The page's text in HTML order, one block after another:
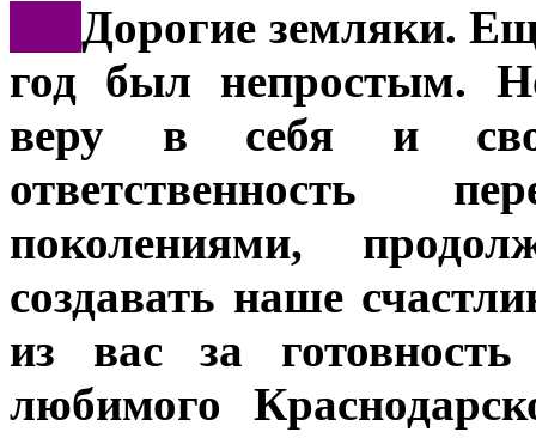
Дорогие земляки.
год был непростым.
веру в себя и
ответственность
поколениями,
создавать наше
из вас за
любимого